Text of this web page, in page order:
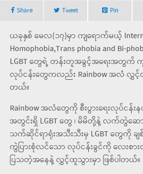
Share Tweet Pin
ယခုနှစ် မေလ(၁၇)မှာ ကျရောက်မယ့်
Homophobia,Trans phobia and Bi-
LGBT တွေရဲ့ တန်းတူအခွင့်အရေးအတွက် ကုမ္
လုပ်ငန်းတွေကလည်း Rainbow အလံ လွှင့်တ
တယ်။
Rainbow အလံတွေကို စီးပွားရေးလုပ်င
အတွင်းရှိ LGBT တွေ ၊ မိမိတို့နဲ့ လက်တွဲဆ
သက်ဆိုင်ရာရုံးအသီးသီးမှ LGBT တွေကို ချစ်ခ
ကွဲပြားစုံလင်သော လုပ်ငန်းခွင်ကို လေးစား
ပြသတဲ့အနေနဲ့ လွှင့်ထူသွားမှာ ဖြစ်ပါတယ်။